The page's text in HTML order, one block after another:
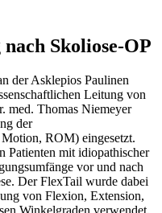
Skoliose-OP
der Asklepios Paulinen
Leitung von
med. Thomas Niemeyer
der
ROM) eingesetzt.
Patienten mit idiopathischer
vor und nach
Der FlexTail wurde dabei
von Flexion, Extension,
Winkelgraden verwendet.